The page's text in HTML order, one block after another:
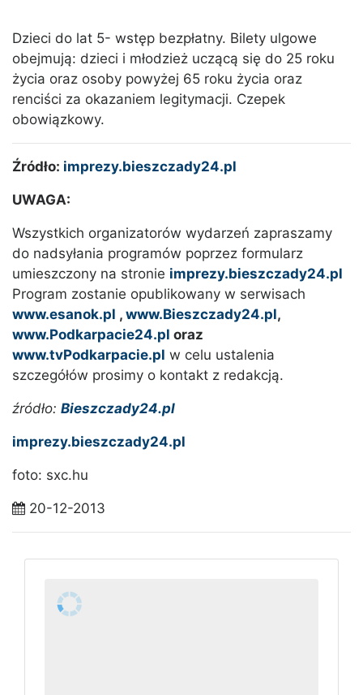
Dzieci do lat 5- wstęp bezpłatny. Bilety ulgowe
obejmują: dzieci i młodzież uczącą się do 25 roku
życia oraz osoby powyżej 65 roku życia oraz
renciści za okazaniem legitymacji. Czepek
obowiązkowy.
Źródło: imprezy.bieszczady24.pl
UWAGA:
Wszystkich organizatorów wydarzeń zapraszamy
do nadsyłania programów poprzez formularz
umieszczony na stronie imprezy.bieszczady24.pl
Program zostanie opublikowany w serwisach
www.esanok.pl , www.Bieszczady24.pl,
www.Podkarpacie24.pl oraz
www.tvPodkarpacie.pl w celu ustalenia
szczegółów prosimy o kontakt z redakcją.
źródło: Bieszczady24.pl
imprezy.bieszczady24.pl
foto: sxc.hu
20-12-2013